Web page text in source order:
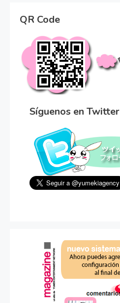
QR Code
Síguenos en Twitter